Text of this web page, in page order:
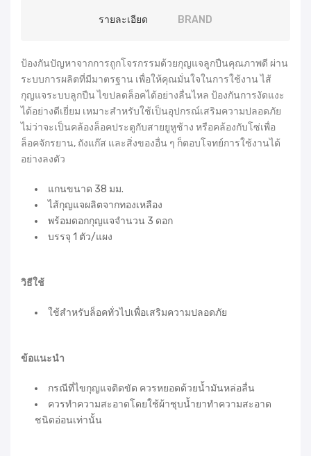
รายละเอียด BRAND
ป้องกันปัญหาจากการถูกโจรกรรมด้วยกุญแจลูกปืนคุณภาพดี ผ่าน
ระบบการผลิตที่มีมาตรฐาน เพื่อให้คุณมั่นใจในการใช้งาน ไส้
กุญแจระบบลูกปืน ไขปลดล็อคได้อย่างลื่นไหล ป้องกันการงัดแงะ
ได้อย่างดีเยี่ยม เหมาะสำหรับใช้เป็นอุปกรณ์เสริมความปลอดภัย
ไม่ว่าจะเป็นคล้องล็อคประตูกับสายยูหูช้าง หรือคล้องกับโซ่เพื่อ
ล็อคจักรยาน, ถังแก๊ส และสิ่งของอื่น ๆ ก็ตอบโจทย์การใช้งานได้
อย่างลงตัว
แกนขนาด 38 มม.
ไส้กุญแจผลิตจากทองเหลือง
พร้อมดอกกุญแจจำนวน 3 ดอก
บรรจุ 1 ตัว/แผง
วิธีใช้
ใช้สำหรับล็อคทั่วไปเพื่อเสริมความปลอดภัย
ข้อแนะนำ
กรณีที่ไขกุญแจติดขัด ควรหยอดด้วยน้ำมันหล่อลื่น
ควรทำความสะอาดโดยใช้ผ้าชุบน้ำยาทำความสะอาด
ชนิดอ่อนเท่านั้น